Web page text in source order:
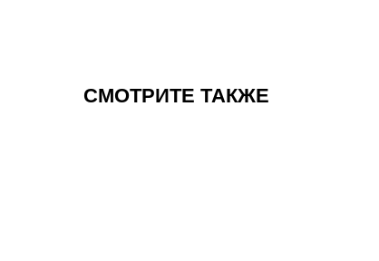
СМОТРИТЕ ТАКЖЕ